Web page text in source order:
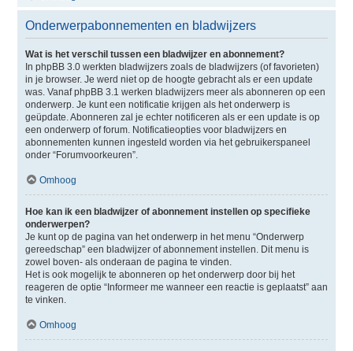
Onderwerpabonnementen en bladwijzers
Wat is het verschil tussen een bladwijzer en abonnement?
In phpBB 3.0 werkten bladwijzers zoals de bladwijzers (of favorieten)
in je browser. Je werd niet op de hoogte gebracht als er een update
was. Vanaf phpBB 3.1 werken bladwijzers meer als abonneren op een
onderwerp. Je kunt een notificatie krijgen als het onderwerp is
geüpdate. Abonneren zal je echter notificeren als er een update is op
een onderwerp of forum. Notificatieopties voor bladwijzers en
abonnementen kunnen ingesteld worden via het gebruikerspaneel
onder “Forumvoorkeuren”.
Omhoog
Hoe kan ik een bladwijzer of abonnement instellen op specifieke
onderwerpen?
Je kunt op de pagina van het onderwerp in het menu “Onderwerp
gereedschap” een bladwijzer of abonnement instellen. Dit menu is
zowel boven- als onderaan de pagina te vinden.
Het is ook mogelijk te abonneren op het onderwerp door bij het
reageren de optie “Informeer me wanneer een reactie is geplaatst” aan
te vinken.
Omhoog